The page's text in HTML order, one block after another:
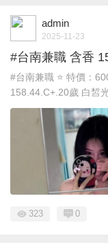
admin
2025-11-23
#台南兼職 含香
#台南兼職 ⭐ 特價：
158.44.C+.20歲 白皙
323 0